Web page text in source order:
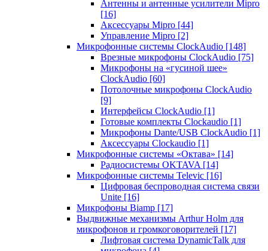
Антенны и антенные усилители Mipro
[16]
Аксессуары Mipro [44]
Управление Mipro [2]
Микрофонные системы ClockAudio [148]
Врезные микрофоны ClockAudio [75]
Микрофоны на «гусиной шее»
ClockAudio [60]
Потолочные микрофоны ClockAudio
[9]
Интерфейсы ClockAudio [1]
Готовые комплекты Clockaudio [1]
Микрофоны Dante/USB ClockAudio [1]
Аксессуары Clockaudio [1]
Микрофонные системы «Октава» [14]
Радиосистемы OKTAVA [14]
Микрофонные системы Televic [16]
Цифровая беспроводная система связи
Unite [16]
Микрофоны Biamp [17]
Выдвижные механизмы Arthur Holm для
микрофонов и громкоговорителей [17]
Лифтовая система DynamicTalk для